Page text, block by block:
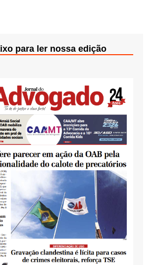
para ler nossa edição